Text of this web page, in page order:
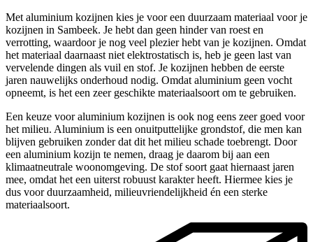
Met aluminium kozijnen kies je voor een duurzaam materiaal voor je
kozijnen in Sambeek. Je hebt dan geen hinder van roest en
verrotting, waardoor je nog veel plezier hebt van je kozijnen. Omdat
het materiaal daarnaast niet elektrostatisch is, heb je geen last van
vervelende dingen als vuil en stof. Je kozijnen hebben de eerste
jaren nauwelijks onderhoud nodig. Omdat aluminium geen vocht
opneemt, is het een zeer geschikte materiaalsoort om te gebruiken.
Een keuze voor aluminium kozijnen is ook nog eens zeer goed voor
het milieu. Aluminium is een onuitputtelijke grondstof, die men kan
blijven gebruiken zonder dat dit het milieu schade toebrengt. Door
een aluminium kozijn te nemen, draag je daarom bij aan een
klimaatneutrale woonomgeving. De stof soort gaat hiernaast jaren
mee, omdat het een uiterst robuust karakter heeft. Hiermee kies je
dus voor duurzaamheid, milieuvriendelijkheid én een sterke
materiaalsoort.